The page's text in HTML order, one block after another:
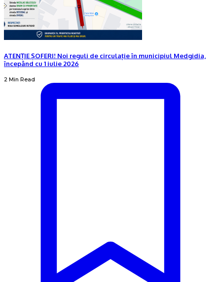
ATENȚIE ȘOFERI! Noi reguli de circulație în municipiul Medgidia,
începând cu 1 iulie 2026
2 Min Read